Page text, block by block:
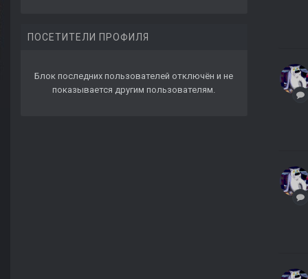
ПОСЕТИТЕЛИ ПРОФИЛЯ
Блок последних пользователей отключён и не
показывается другим пользователям.